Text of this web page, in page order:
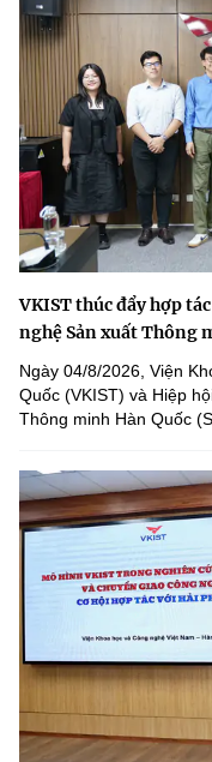
VKIST thúc đẩy hợp
nghệ Sản xuất Thông
Ngày 04/8/2026, Viện
Quốc (VKIST) và Hiệp
Thông minh Hàn Quốc